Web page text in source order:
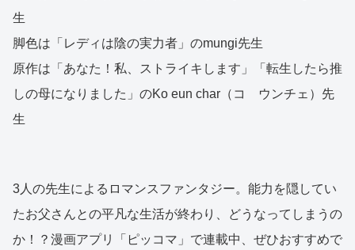
生
脚色は「レディは陰の実力者」のmungi先生
原作は「あなた！私、ストライキします」「転生したら推
しの母になりました」のKo eun char（コ ウンチェ）先
生
3人の先生によるロマンスファンタジー。能力を隠してい
たお父さんとの平凡な生活が終わり、どうなってしまうの
か！？漫画アプリ「ピッコマ」で連載中、ぜひおすすめで